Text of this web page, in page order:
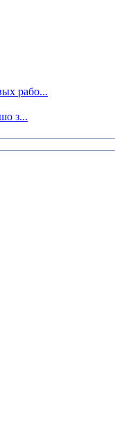
рабо...
з...